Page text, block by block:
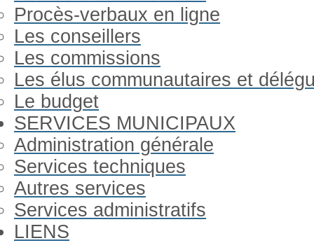
Procès-verbaux en ligne
Les conseillers
Les commissions
Les élus communautaires et
Le budget
SERVICES MUNICIPAUX
Administration générale
Services techniques
Autres services
Services administratifs
LIENS